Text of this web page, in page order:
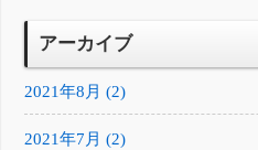
アーカイブ
2021年8月 (2)
2021年7月 (2)